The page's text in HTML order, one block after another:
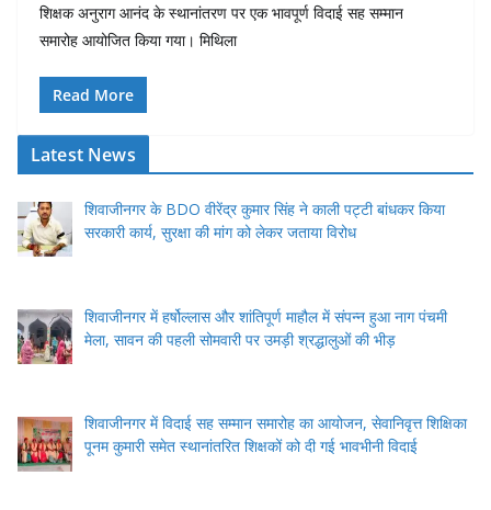
शिक्षक अनुराग आनंद के स्थानांतरण पर एक भावपूर्ण विदाई सह सम्मान
समारोह आयोजित किया गया। मिथिला
Read More
Latest News
शिवाजीनगर के BDO वीरेंद्र कुमार सिंह ने काली पट्टी बांधकर किया
सरकारी कार्य, सुरक्षा की मांग को लेकर जताया विरोध
शिवाजीनगर में हर्षोल्लास और शांतिपूर्ण माहौल में संपन्न हुआ नाग पंचमी
मेला, सावन की पहली सोमवारी पर उमड़ी श्रद्धालुओं की भीड़
शिवाजीनगर में विदाई सह सम्मान समारोह का आयोजन, सेवानिवृत्त शिक्षिका
पूनम कुमारी समेत स्थानांतरित शिक्षकों को दी गई भावभीनी विदाई